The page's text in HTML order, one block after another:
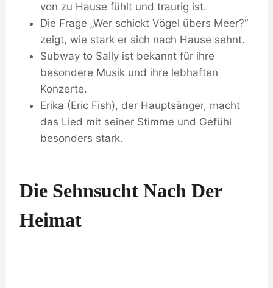
von zu Hause fühlt und traurig ist.
Die Frage „Wer schickt Vögel übers Meer?“
zeigt, wie stark er sich nach Hause sehnt.
Subway to Sally ist bekannt für ihre
besondere Musik und ihre lebhaften
Konzerte.
Erika (Eric Fish), der Hauptsänger, macht
das Lied mit seiner Stimme und Gefühl
besonders stark.
Die Sehnsucht Nach Der
Heimat